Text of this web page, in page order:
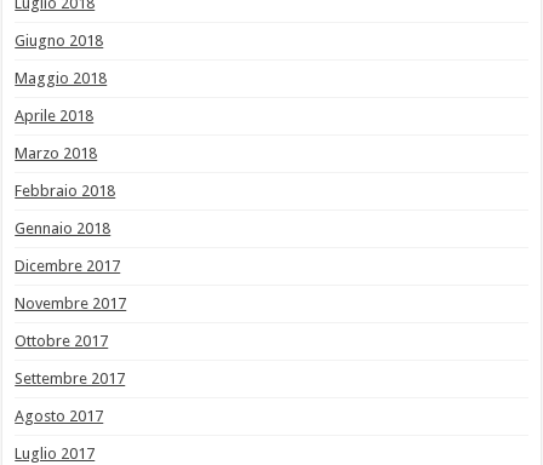
Giugno 2018
Maggio 2018
Aprile 2018
Marzo 2018
Febbraio 2018
Gennaio 2018
Dicembre 2017
Novembre 2017
Ottobre 2017
Settembre 2017
Agosto 2017
Luglio 2017